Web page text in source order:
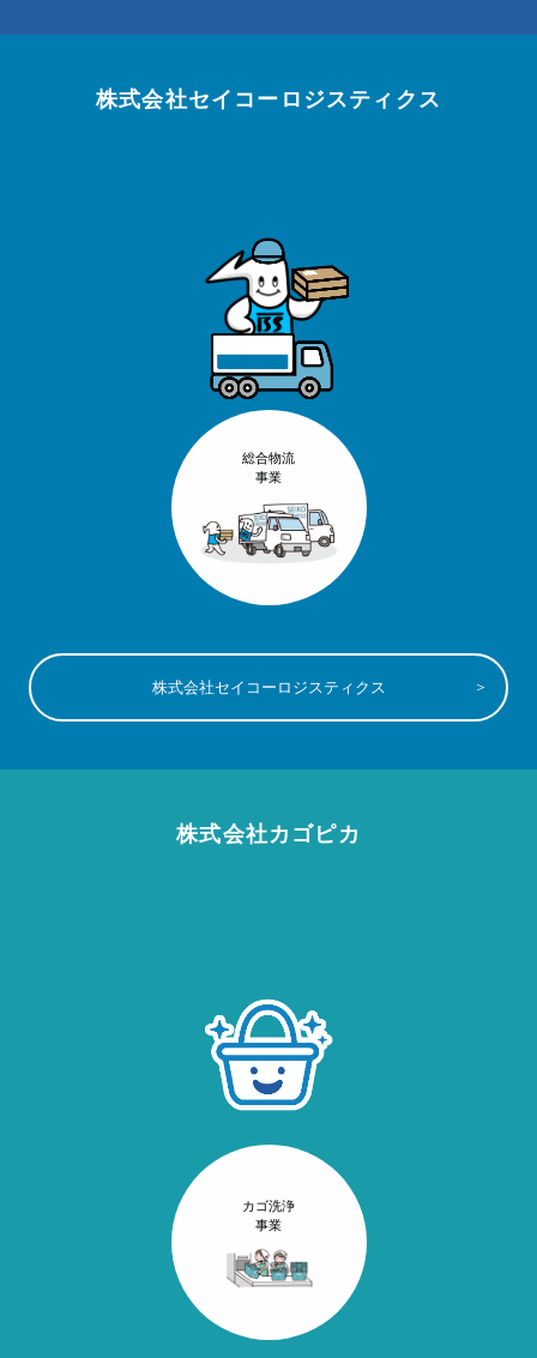
株式会社セイコーロジスティクス
総合物流
事業
株式会社セイコーロジスティクス
株式会社カゴピカ
カゴ洗浄
事業